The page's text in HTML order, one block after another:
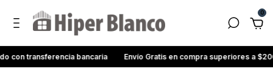
0
con transferencia bancaria Envío Gratis en compra superiores a